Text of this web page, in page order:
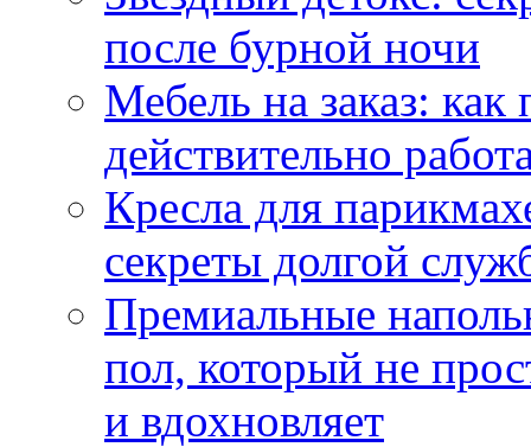
после бурной ночи
Мебель на заказ:
действительно
Кресла для
секреты долгой
Премиальные
пол, который не
и вдохновляет